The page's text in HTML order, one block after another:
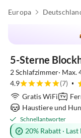
Europa
2 Schlafzimmer· Max.
4.9
(7)
Gratis WiFi
Haustiere und
Schnellantworter
20% Rabatt ·